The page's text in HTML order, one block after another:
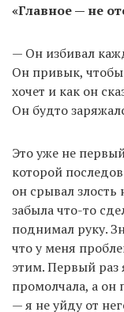
«Главное — не
— Он избивал
Он привык, чтобы
хочет и как он
Он будто
Это уже не
которой
он срывал
забыла что-то
поднимал руку.
что у меня
этим. Первый раз
промолчала, а он
— я не уйду от